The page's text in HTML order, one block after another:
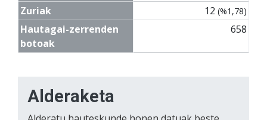
Zuriak 12 (%1,78)
Hautagai-zerrenden
botoak
658
Alderaketa